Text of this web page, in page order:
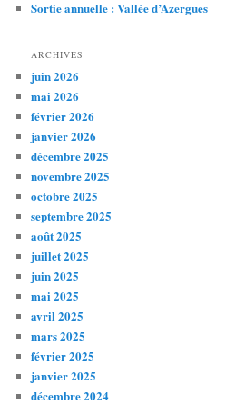
Sortie annuelle : Vallée d’Azergues
ARCHIVES
juin 2026
mai 2026
février 2026
janvier 2026
décembre 2025
novembre 2025
octobre 2025
septembre 2025
août 2025
juillet 2025
juin 2025
mai 2025
avril 2025
mars 2025
février 2025
janvier 2025
décembre 2024